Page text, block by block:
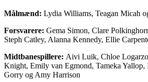
Målmænd: Lydia Williams, Teagan Micah
Forsvarere: Gema Simon, Clare
Steph Catley, Alanna Kennedy, Ellie
Midtbanespillere: Aivi Luik, Chloe
Knight, Emily van Egmond, Tameka
Gorry og Amy Harrison